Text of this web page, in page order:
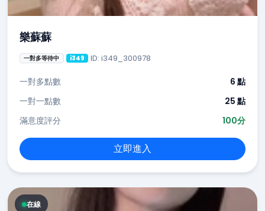
樂蘇蘇
一對多等待中 i349 ID: i349_300978
一對多點數
6 點
一對一點數
25 點
滿意度評分
100分
立即進入
在線